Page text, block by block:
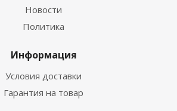
Новости
Политика
Информация
Условия доставки
Гарантия на товар